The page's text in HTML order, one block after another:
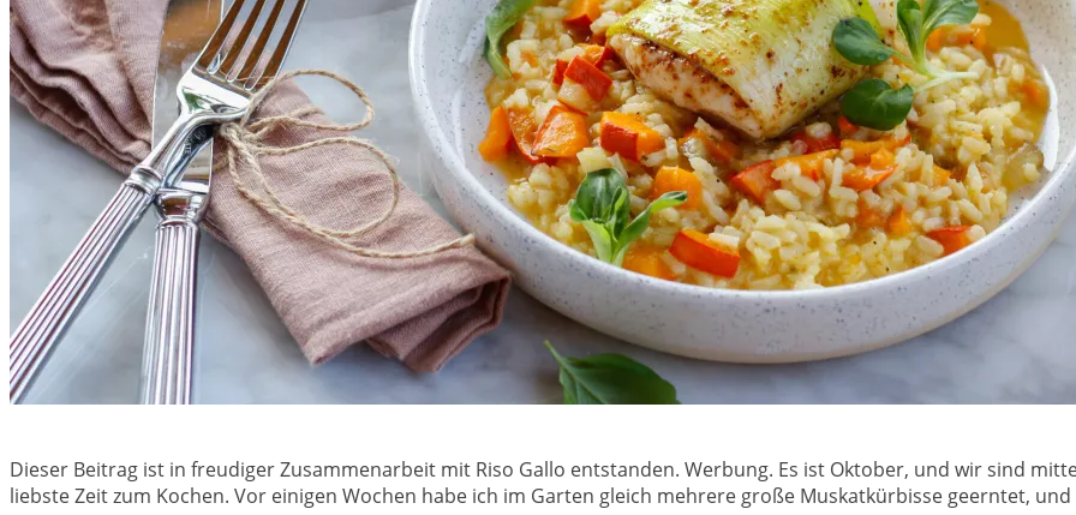
Dieser Beitrag ist in freudiger Zusammenarbeit mit Riso Gallo entstanden. Werbung. Es ist Oktober, und wir sind
liebste Zeit zum Kochen. Vor einigen Wochen habe ich im Garten gleich mehrere große Muskatkürbisse geerntet,